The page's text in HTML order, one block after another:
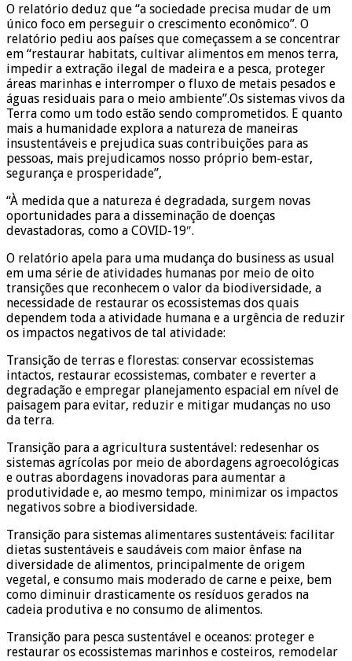
O relatório deduz que “a sociedade precisa mudar de um
único foco em perseguir o crescimento econômico”. O
relatório pediu aos países que começassem a se concentrar
em “restaurar habitats, cultivar alimentos em menos terra,
impedir a extração ilegal de madeira e a pesca, proteger
áreas marinhas e interromper o fluxo de metais pesados e
águas residuais para o meio ambiente”.Os sistemas vivos da
Terra como um todo estão sendo comprometidos. E quanto
mais a humanidade explora a natureza de maneiras
insustentáveis e prejudica suas contribuições para as
pessoas, mais prejudicamos nosso próprio bem-estar,
segurança e prosperidade”,
“À medida que a natureza é degradada, surgem novas
oportunidades para a disseminação de doenças
devastadoras, como a COVID-19″.
O relatório apela para uma mudança do business as usual
em uma série de atividades humanas por meio de oito
transições que reconhecem o valor da biodiversidade, a
necessidade de restaurar os ecossistemas dos quais
dependem toda a atividade humana e a urgência de reduzir
os impactos negativos de tal atividade:
Transição de terras e florestas: conservar ecossistemas
intactos, restaurar ecossistemas, combater e reverter a
degradação e empregar planejamento espacial em nível de
paisagem para evitar, reduzir e mitigar mudanças no uso
da terra.
Transição para a agricultura sustentável: redesenhar os
sistemas agrícolas por meio de abordagens agroecológicas
e outras abordagens inovadoras para aumentar a
produtividade e, ao mesmo tempo, minimizar os impactos
negativos sobre a biodiversidade.
Transição para sistemas alimentares sustentáveis: facilitar
dietas sustentáveis e saudáveis com maior ênfase na
diversidade de alimentos, principalmente de origem
vegetal, e consumo mais moderado de carne e peixe, bem
como diminuir drasticamente os resíduos gerados na
cadeia produtiva e no consumo de alimentos.
Transição para pesca sustentável e oceanos: proteger e
restaurar os ecossistemas marinhos e costeiros, remodelar